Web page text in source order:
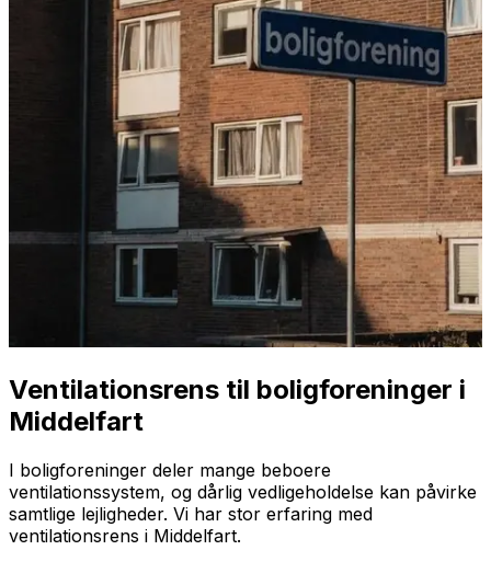
Ventilationsrens til boligforeninger i
Middelfart
I boligforeninger deler mange beboere
ventilationssystem, og dårlig vedligeholdelse kan påvirke
samtlige lejligheder. Vi har stor erfaring med
ventilationsrens i Middelfart.